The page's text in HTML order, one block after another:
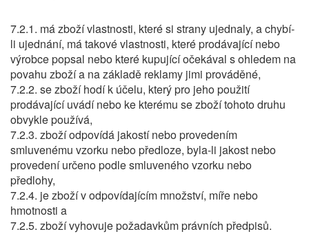
7.2.1. má zboží vlastnosti, které si strany ujednaly, a chybí-
li ujednání, má takové vlastnosti, které prodávající nebo
výrobce popsal nebo které kupující očekával s ohledem na
povahu zboží a na základě reklamy jimi prováděné,
7.2.2. se zboží hodí k účelu, který pro jeho použití
prodávající uvádí nebo ke kterému se zboží tohoto druhu
obvykle používá,
7.2.3. zboží odpovídá jakostí nebo provedením
smluvenému vzorku nebo předloze, byla-li jakost nebo
provedení určeno podle smluveného vzorku nebo
předlohy,
7.2.4. je zboží v odpovídajícím množství, míře nebo
hmotnosti a
7.2.5. zboží vyhovuje požadavkům právních předpisů.